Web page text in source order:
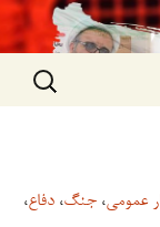
جستجو
برای:
عمومی، جنگ، دفاع،